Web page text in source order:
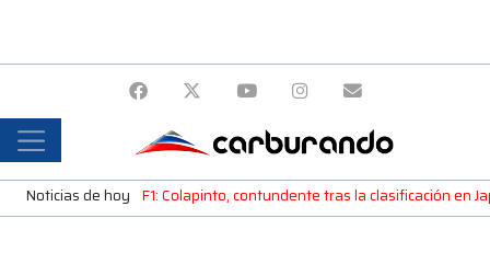
Noticias de hoy F1: Colapinto, contundente tras la clasificación en